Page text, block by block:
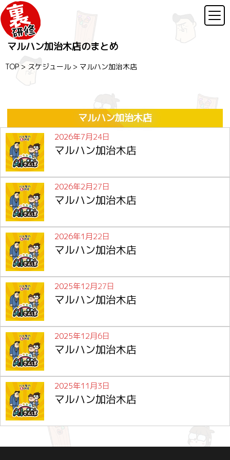
マルハン加治木店のまとめ
TOP > スケジュール > マルハン加治木店
マルハン加治木店
2026年7月24日
マルハン加治木店
2026年2月27日
マルハン加治木店
2026年1月22日
マルハン加治木店
2025年12月27日
マルハン加治木店
2025年12月6日
マルハン加治木店
2025年11月3日
マルハン加治木店